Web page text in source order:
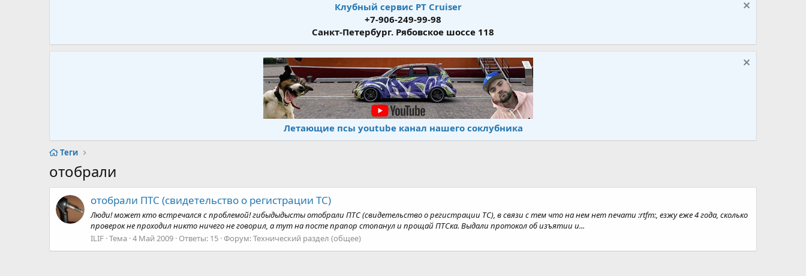
Клубный сервис PT Cruiser
+7-906-249-99-98
Санкт-Петербург. Рябовское шоссе 118
Летающие псы youtube канал нашего соклубника
Теги
отобрали
отобрали ПТС (свидетельство о регистрации ТС)
Люди! может кто встречался с проблемой! гибыдыдысты отобрали ПТС (свидетельство о регистрации ТС), в связи с тем что на нем нет печати :rtfm:, езжу еже 4 года, сколько
проверок не проходил никто ничего не говорил, а тут на посте прапор стопанул и прощай ПТСка. Выдали протокол об изъятии и...
ILIF Тема 4 Май 2009 Ответы: 15 Форум:Технический раздел (общее)